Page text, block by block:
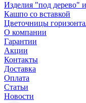
Изделия "под дерево"
Кашпо со вставкой
Цветочницы
О компании
Гарантии
Акции
Контакты
Доставка
Оплата
Статьи
Новости